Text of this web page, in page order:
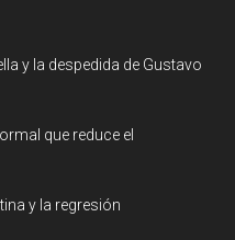
y la despedida de Gustavo
que reduce el
y la regresión